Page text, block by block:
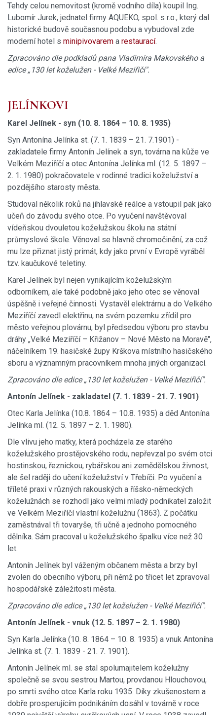
Tehdy celou nemovitost (kromě vodního díla) koupil Ing.
Lubomír Jurek, jednatel firmy AQUEKO, spol. s r.o., který dal
historické budově současnou podobu a vybudoval zde
moderní hotel s minipivovarem a restaurací.
Zpracováno dle podkladů pana Vladimíra Makovského a
edice „130 let koželužen - Velké Meziřičí".
JELÍNKOVI
Karel Jelínek - syn (10. 8. 1864 – 10. 8. 1935)
Syn Antonína Jelínka st. (7. 1. 1839 – 21. 7.1901) -
zakladatele firmy Antonín Jelínek a syn, továrna na kůže ve
Velkém Meziříčí a otec Antonína Jelínka ml. (12. 5. 1897 –
2. 1. 1980) pokračovatele v rodinné tradici koželužství a
pozdějšího starosty města.
Studoval několik roků na jihlavské reálce a vstoupil pak jako
učeň do závodu svého otce. Po vyučení navštěvoval
vídeňskou dvouletou koželužskou školu na státní
průmyslové škole. Věnoval se hlavně chromočinění, za což
mu lze přiznat jistý primát, kdy jako první v Evropě vyráběl
tzv. kaučukové teletiny.
Karel Jelínek byl nejen vynikajícím koželužským
odborníkem, ale také podobně jako jeho otec se věnoval
úspěšně i veřejné činnosti. Vystavěl elektrárnu a do Velkého
Meziříčí zavedl elektřinu, na svém pozemku zřídil pro
město veřejnou plovárnu, byl předsedou výboru pro stavbu
dráhy „Velké Meziříčí – Křižanov – Nové Město na Moravě",
náčelníkem 19. hasičské župy Krškova místního hasičského
sboru a významným pracovníkem mnoha jiných organizací.
Zpracováno dle edice „130 let koželužen - Velké Meziřičí".
Antonín Jelínek - zakladatel (7. 1. 1839 - 21. 7. 1901)
Otec Karla Jelínka (10.8. 1864 – 10.8. 1935) a děd Antonína
Jelínka ml. (12. 5. 1897 – 2. 1. 1980).
Dle vlivu jeho matky, která pocházela ze starého
koželužského prostějovského rodu, nepřevzal po svém otci
hostinskou, řeznickou, rybářskou ani zemědělskou živnost,
ale šel raději do učení koželužství v Třebíči. Po vyučení a
tříleté praxi v různých rakouských a říšsko-německých
koželužnách se rozhodl jako velmi mladý podnikatel založit
ve Velkém Meziříčí vlastní koželužnu (1863). Z počátku
zaměstnával tři tovaryše, tři učně a jednoho pomocného
dělníka. Sám pracoval u koželužského špalku více než 30
let.
Antonín Jelínek byl váženým občanem města a brzy byl
zvolen do obecního výboru, při němž po třicet let zpravoval
hospodářské záležitosti města.
Zpracováno dle edice „130 let koželužen - Velké Meziřičí".
Antonín Jelínek - vnuk (12. 5. 1897 – 2. 1. 1980)
Syn Karla Jelínka (10. 8. 1864 – 10. 8. 1935) a vnuk Antonína
Jelínka st. (7. 1. 1839 - 21. 7. 1901).
Antonín Jelínek ml. se stal spolumajitelem koželužny
společně se svou sestrou Martou, provdanou Hlouchovou,
po smrti svého otce Karla roku 1935. Díky zkušenostem a
dobře prosperujícím podnikáním dosáhl v továrně v roce